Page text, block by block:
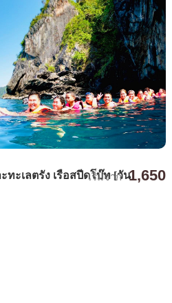
ทะเลตรัง เรือสปีดโบ๊ท [วัน
เริ่มจาก 1,650